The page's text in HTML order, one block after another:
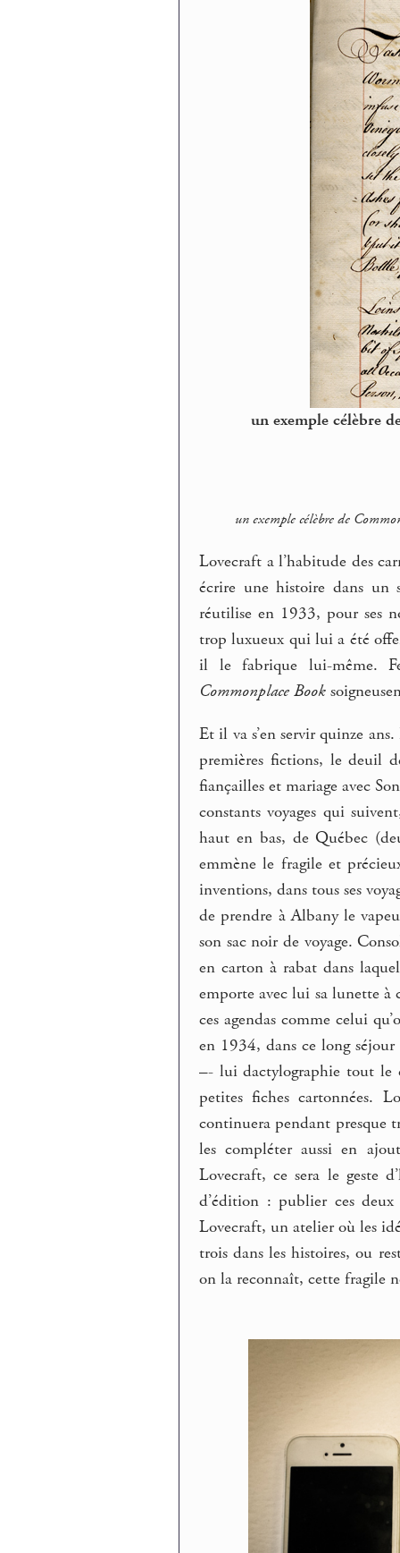
un exemple célèbre
un exemple célèbre de
Lovecraft a l’habitude des
écrire une histoire dans un
réutilise en 1933, pour ses
trop luxueux qui lui a été
il le fabrique lui-même.
Commonplace Book
Et il va s’en servir quinze
premières fictions, le deuil
fiançailles et mariage avec
constants voyages qui
haut en bas, de Québec
emmène le fragile et
inventions, dans tous ses
de prendre à Albany le
son sac noir de voyage.
en carton à rabat dans
emporte avec lui sa lunette à
ces agendas comme celui
en 1934, dans ce long
–- lui dactylographie tout le
petites fiches cartonnées.
continuera pendant presque
les compléter aussi en
Lovecraft, ce sera le geste
d’édition : publier ces
Lovecraft, un atelier où les
trois dans les histoires, ou
on la reconnaît, cette fragile